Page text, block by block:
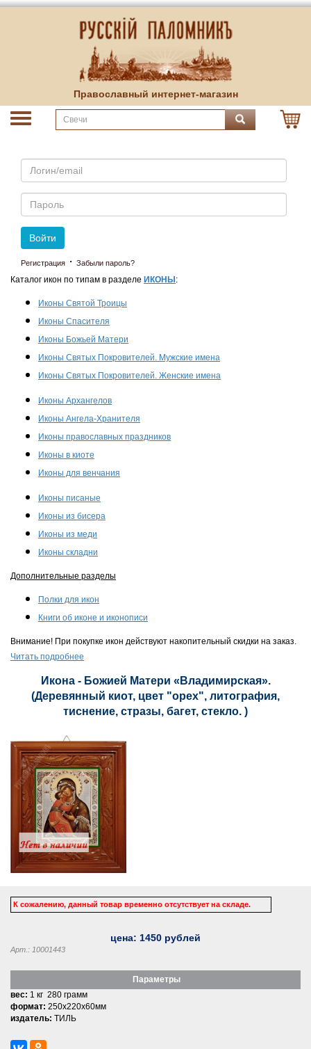
Православный интернет-магазин
Email
Пароль
Войти
Регистрация · Забыли пароль?
Каталог икон по типам в разделе ИКОНЫ :
Иконы Святой Троицы
Иконы Спасителя
Иконы Божьей Матери
Иконы Святых Покровителей. Мужские имена
Иконы Святых Покровителей. Женские имена
Иконы Архангелов
Иконы Ангела-Хранителя
Иконы православных праздников
Иконы в киоте
Иконы для венчания
Иконы писаные
Иконы из бисера
Иконы из меди
Иконы складни
Дополнительные разделы
Полки для икон
Книги об иконе и иконописи
Внимание! При покупке икон действуют накопительный скидки на заказ.
Читать подробнее
Икона - Божией Матери «Владимирская».
(Деревянный киот, цвет "орех", литография,
тиснение, стразы, багет, стекло. )
К сожалению, данный товар временно отсутствует на складе.
цена: 1450 рублей
Арт.: 10001443
Параметры
вес: 1 кг 280 грамм
формат: 250x220x60мм
издатель: ТИЛЬ